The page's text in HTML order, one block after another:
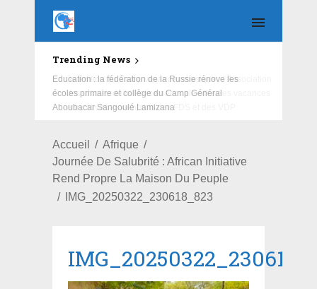
Trending News
Education : la fédération de la Russie rénove les
écoles primaire et collège du Camp Général
Aboubacar Sangoulé Lamizana
Accueil
Afrique
Journée De Salubrité : African Initiative
Rend Propre La Maison Du Peuple
IMG_20250322_230618_823